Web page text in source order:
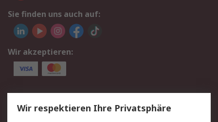
Sie finden uns auch auf:
Wir akzeptieren:
Service
Value Added Services
Lieferlösungen
Wir respektieren Ihre Privatsphäre